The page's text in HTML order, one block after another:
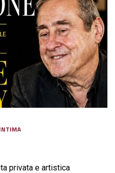
privata e artistica